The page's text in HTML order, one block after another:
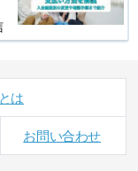
は
お問い合わせ